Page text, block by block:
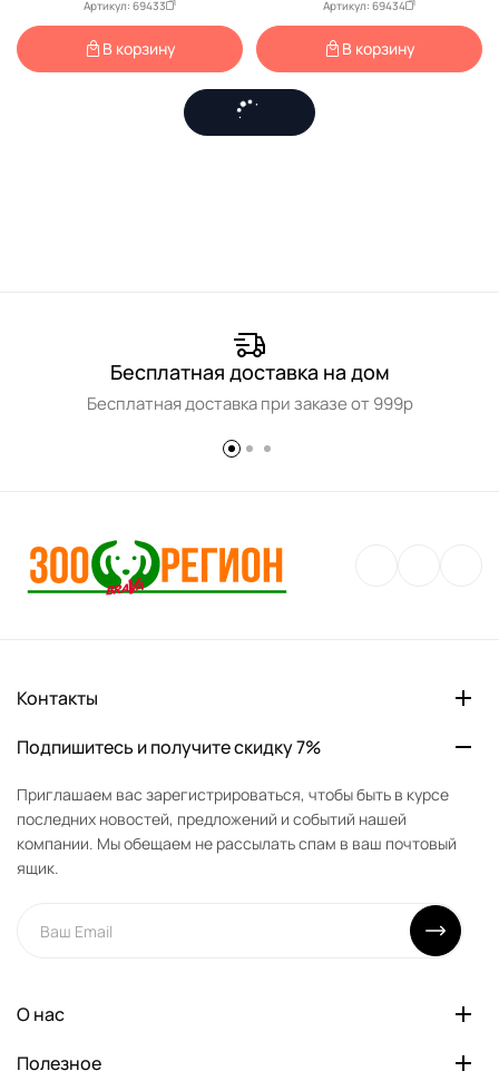
Артикул: 69433
В корзину
Артикул: 69434
В корзину
Бесплатная доставка на дом
Бесплатная доставка при заказе от 999р
Контакты
Подпишитесь и получите скидку 7%
Приглашаем вас зарегистрироваться, чтобы быть в курсе
последних новостей, предложений и событий нашей
компании. Мы обещаем не рассылать спам в ваш почтовый
ящик.
О нас
Полезное